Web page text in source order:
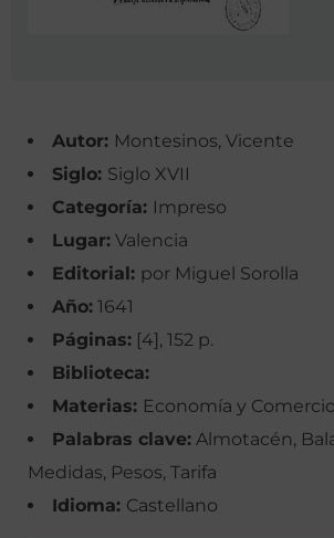
Autor: Montesinos, Vicente
Siglo: Siglo XVII
Categoría: Impreso
Lugar: Valencia
Editorial: por Miguel Sorolla
Año: 1641
Páginas: [4], 152 p.
Biblioteca:
Materias: Economía y Comercio
Palabras clave: Almotacén,
Medidas, Pesos, Tarifa
Idioma: Castellano